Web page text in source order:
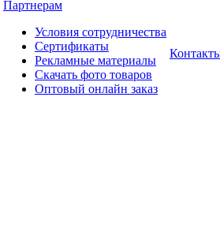
Партнерам
Условия сотрудничества
Сертификаты
Рекламные материалы
Скачать фото товаров
Оптовый онлайн заказ